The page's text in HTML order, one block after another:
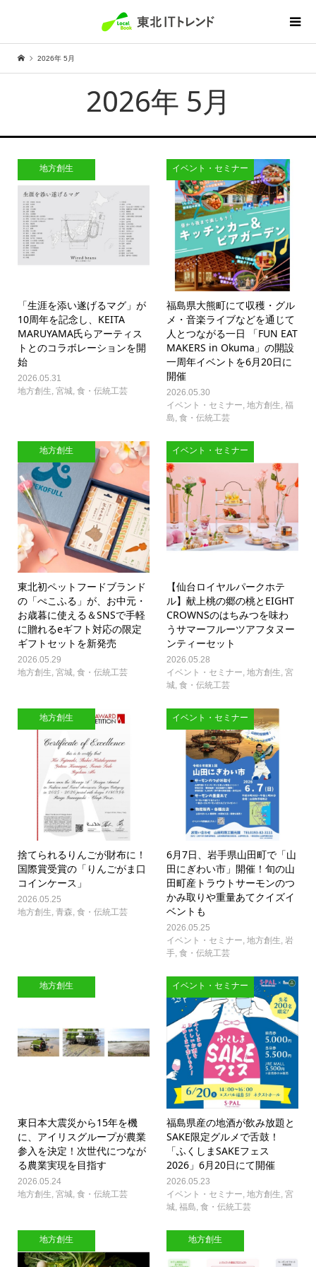
2026年 5月
2026年 5月
地方創生
「生涯を添い遂げるマグ」が
10周年を記念し、KEITA
MARUYAMA氏らアーティス
トとのコラボレーションを開
始
2026.05.31
地方創生 宮城 食・伝統工芸
イベント・セミナー
福島県大熊町にて収穫・グル
メ・音楽ライブなどを通じて
人とつながる一日 「FUN EAT
MAKERS in Okuma」の開設
一周年イベントを6月20日に
開催
2026.05.30
イベント・セミナー ,地方創生 ,福
島 ,食・伝統工芸
地方創生
東北初ペットフードブランド
の「ぺこふる」が、お中元・
お歳暮に使える＆SNSで手軽
に贈れるeギフト対応の限定
ギフトセットを新発売
2026.05.29
地方創生, 宮城, 食・伝統工芸
イベント・セミナー
【仙台ロイヤルパークホテ
ル】献上桃の郷の桃とEIGHT
CROWNSのはちみつを味わ
うサマーフルーツアフタヌー
ンティーセット
2026.05.28
イベント・セミナー,地方創生,宮
城,食・伝統工芸
地方創生
捨てられるりんごが財布に！
国際賞受賞の「りんごがま口
コインケース」
2026.05.25
地方創生, 青森, 食・伝統工芸
イベント・セミナー
6月7日、岩手県山田町で「山
田にぎわい市」開催！旬の山
田町産トラウトサーモンのつ
かみ取りや重量あてクイズイ
ベントも
2026.05.25
イベント・セミナー,地方創生,岩
手,食・伝統工芸
地方創生
東日本大震災から15年を機
に、アイリスグループが農業
参入を決定！次世代につなが
る農業実現を目指す
2026.05.24
地方創生 宮城 食・伝統工芸
イベント・セミナー
福島県産の地酒が飲み放題と
SAKE限定グルメで舌鼓！
「ふくしまSAKEフェス
2026」6月20日にて開催
2026.05.23
イベント・セミナー ,地方創生 ,宮
城 ,福島 ,食・伝統工芸
地方創生 地方創生